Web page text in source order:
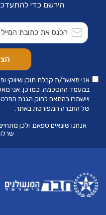
בעמוד
הירשם כדי
אני מאשר/ת קבלת תוכן שיווקי
במעמד ההסכמה. כמו כן, אני
ויישמרו בהתאם לחוק הגנת
של החברה המפורטת באתר.
אנחנו שונאים ספאם, ולכן